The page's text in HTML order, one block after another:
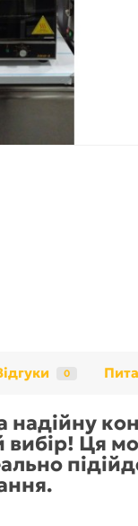
0
вибір! Ця